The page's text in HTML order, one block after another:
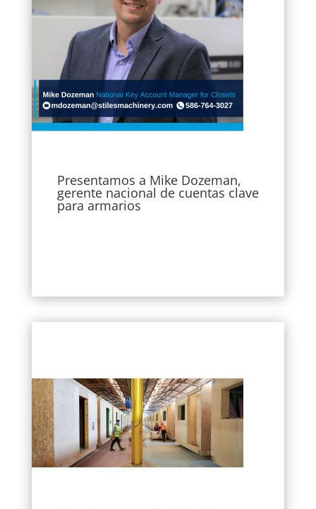
Presentamos a Mike Dozeman,
gerente nacional de cuentas clave
para armarios